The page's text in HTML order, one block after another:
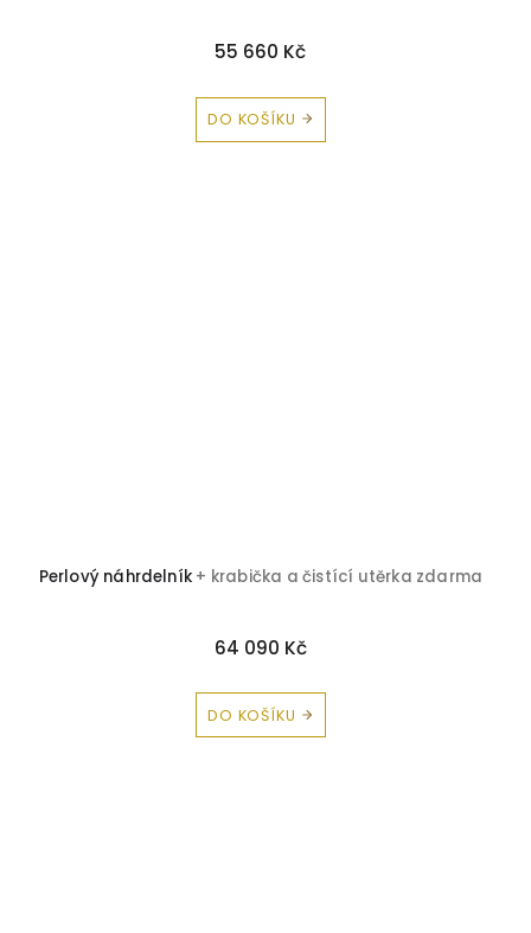
55 660 Kč
DO KOŠÍKU
Perlový náhrdelník + krabička a čistící utěrka zdarma
64 090 Kč
DO KOŠÍKU